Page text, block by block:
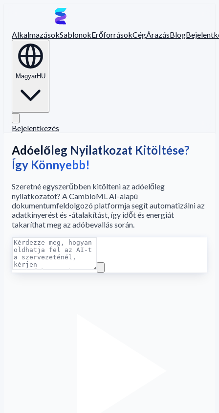
AlkalmazásokSablonokErőforrásokCégÁrazásBlog
MagyarHU
Bejelentkezés
Adóelőleg Nyilatkozat Kitöltése?
Így Könnyebb!
Szeretné egyszerűbben kitölteni az adóelőleg
nyilatkozatot? A CambioML AI-alapú
dokumentumfeldolgozó platformja segít automatizálni az
adatkinyerést és -átalakítást, így időt és energiát
takaríthat meg az adóbevallás során.